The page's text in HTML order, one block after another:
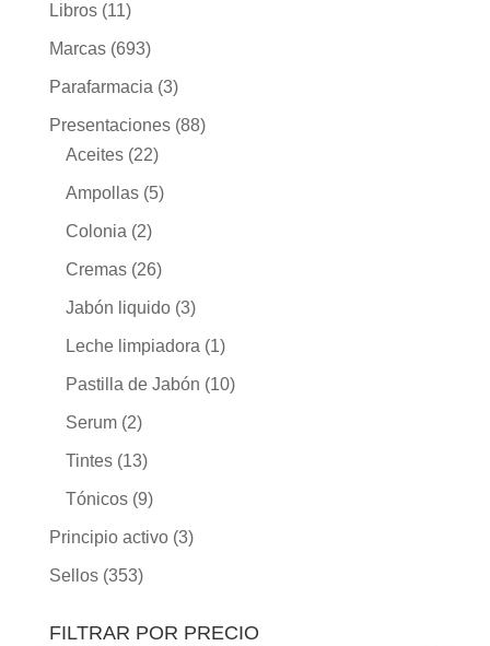
Libros (11)
Marcas (693)
Parafarmacia (3)
Presentaciones (88)
Aceites (22)
Ampollas (5)
Colonia (2)
Cremas (26)
Jabón liquido (3)
Leche limpiadora (1)
Pastilla de Jabón (10)
Serum (2)
Tintes (13)
Tónicos (9)
Principio activo (3)
Sellos (353)
FILTRAR POR PRECIO